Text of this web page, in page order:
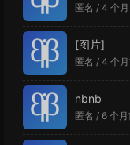
匿名 / 4 个
[图片]
匿名 / 4 个
nbnb
匿名 / 6 个